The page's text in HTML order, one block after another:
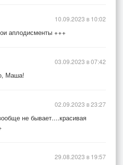
аплодисменты +++
10.09.2023 в 10:02
Маша!
03.09.2023 в 07:42
не бывает....красивая
02.09.2023 в 23:27
29.08.2023 в 19:57